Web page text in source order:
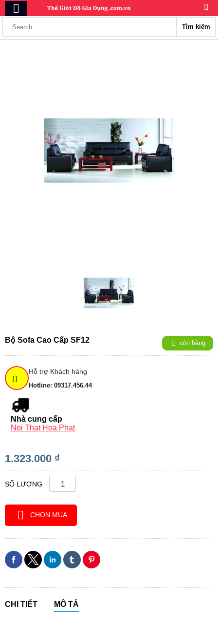
Tìm kiếm
Bộ Sofa Cao Cấp SF12 còn hàng
Hỗ trợ Khách hàng
Hotline: 09317.456.44
Nhà cung cấp
Noi That Hoa Phat
1.323.000 ₫
SỐ LƯỢNG
CHỌN MUA
CHI TIẾT MÔ TẢ